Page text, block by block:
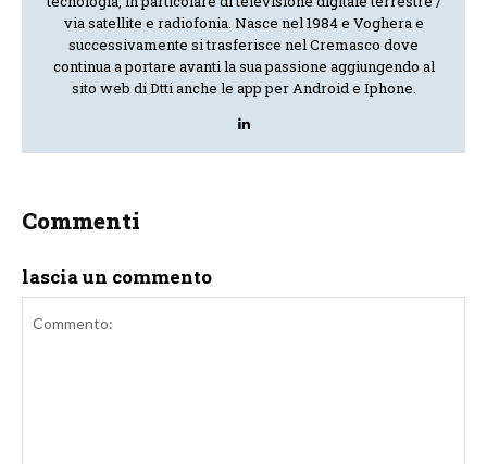
via satellite e radiofonia. Nasce nel 1984 e Voghera e
successivamente si trasferisce nel Cremasco dove
continua a portare avanti la sua passione aggiungendo al
sito web di Dtti anche le app per Android e Iphone.
Commenti
lascia un commento